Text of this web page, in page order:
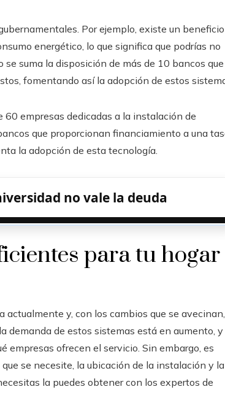
Por ejemplo, existe un beneficio
energético, lo que significa que podrías no
suma la disposición de más de 10 bancos que
fomentando así la adopción de estos
60 empresas dedicadas a la instalación de
que proporcionan financiamiento a una
la adopción de esta tecnología.
no vale la deuda
para tu hogar
actualmente y, con los cambios que se avecinan,
demanda de estos sistemas está en aumento, y
empresas ofrecen el servicio. Sin embargo, es
se necesite, la ubicación de la instalación y la
la puedes obtener con los expertos de